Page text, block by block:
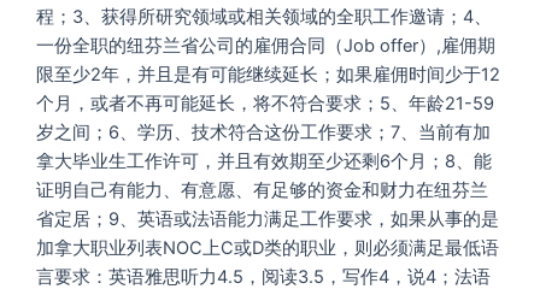
程；3、获得所研究领域或相关领域的全职工作邀请；4、
一份全职的纽芬兰省公司的雇佣合同（Job offer）,雇佣期
限至少2年，并且是有可能继续延长；如果雇佣时间少于12
个月，或者不再可能延长，将不符合要求；5、年龄21-59
岁之间；6、学历、技术符合这份工作要求；7、当前有加
拿大毕业生工作许可，并且有效期至少还剩6个月；8、能
证明自己有能力、有意愿、有足够的资金和财力在纽芬兰
省定居；9、英语或法语能力满足工作要求，如果从事的是
加拿大职业列表NOC上C或D类的职业，则必须满足最低语
言要求：英语雅思听力4.5，阅读3.5，写作4，说4；法语